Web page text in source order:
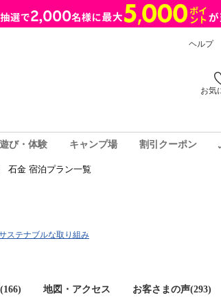
ヘルプ
お気
遊び・体験 キャンプ場 割引クーポン
石金 宿泊プラン一覧
ステナブルな取り組み
地図・アクセス お客さまの声(293)